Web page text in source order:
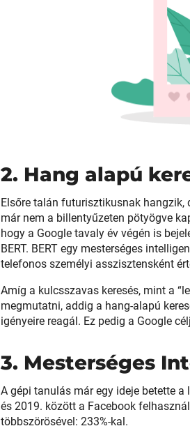
2. Hang alapú
Elsőre talán futurisztikusnak hangzik,
már nem a billentyűzeten pötyögve
hogy a Google tavaly év végén is
BERT. BERT egy mesterséges
telefonos személyi asszisztensként
Amíg a kulcsszavas keresés, mint a
megmutatni, addig a hang-alapú
igényeire reagál. Ez pedig a Google
3. Mesterséges
A gépi tanulás már egy ideje betette
és 2019. között a Facebook
többszörösével: 233%-kal.